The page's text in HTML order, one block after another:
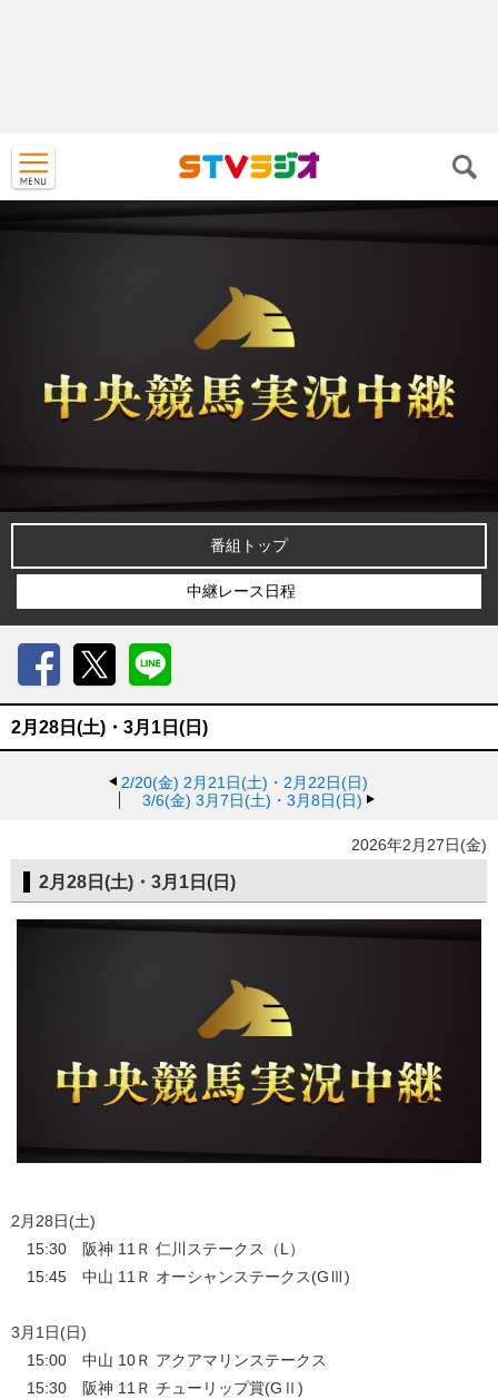
番組トップ
中継レース日程
2月28日(土)・3月1日(日)
2/20(金) 2月21日(土)・2月22日(日)
3/6(金) 3月7日(土)・3月8日(日)
2026年2月27日(金)
2月28日(土)・3月1日(日)
2月28日(土)
15:30 阪神 11Ｒ 仁川ステークス（L）
15:45 中山 11Ｒ オーシャンステークス(GⅢ)
3月1日(日)
15:00 中山 10Ｒ アクアマリンステークス
15:30 阪神 11Ｒ チューリップ賞(GⅡ)